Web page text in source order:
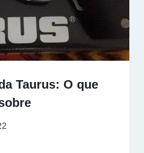
Taurus: O que